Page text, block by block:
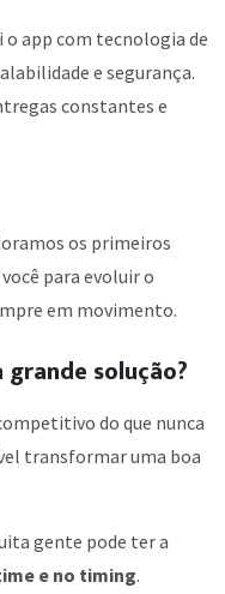
app com tecnologia de
e segurança.
constantes e
os primeiros
para evoluir o
em movimento.
solução?
do que nunca
transformar uma boa
gente pode ter a
e no timing.